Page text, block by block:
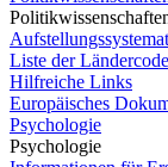
Liste der
Hilfreiche Links
Europäisches
Psychologie
Psychologie